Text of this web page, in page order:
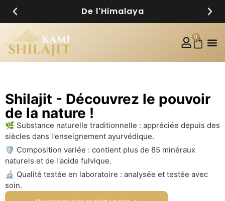
De l'Himalaya
0
Shilajit - Découvrez le pouvoir
de la nature !
🌿 Substance naturelle traditionnelle : appréciée depuis des
siècles dans l'enseignement ayurvédique.
🛡️ Composition variée : contient plus de 85 minéraux
naturels et de l'acide fulvique.
🔬 Qualité testée en laboratoire : analysée et testée avec
soin.